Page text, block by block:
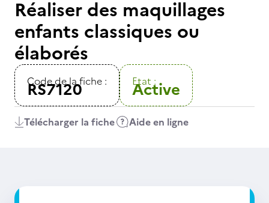
Réaliser des maquillages
enfants classiques ou
élaborés
Code de la fiche :
RS7120 Etat :
Active
Télécharger la fiche Aide en ligne